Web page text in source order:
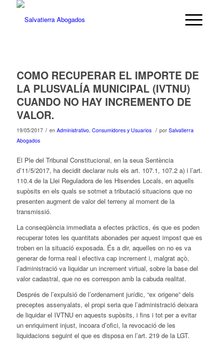
COMO RECUPERAR EL IMPORTE DE
LA PLUSVALÍA MUNICIPAL (IVTNU)
CUANDO NO HAY INCREMENTO DE
VALOR.
19/05/2017 / en Administrativo, Consumidores y Usuarios / por Salvatierra
Abogados
El Ple del Tribunal Constitucional, en la seua Sentència
d’11/5/2017, ha decidit declarar nuls els art. 107.1, 107.2 a) i l’art.
110.4 de la Llei Reguladora de les Hisendes Locals, en aquells
supòsits en els quals se sotmet a tributació situacions que no
presenten augment de valor del terreny al moment de la
transmissió.
La conseqüència immediata a efectes pràctics, és que es poden
recuperar totes les quantitats abonades per aquest impost que es
troben en la situació exposada. És a dir, aquelles on no es va
generar de forma real i efectiva cap increment i, malgrat açò,
l’administració va liquidar un increment virtual, sobre la base del
valor cadastral, que no es correspon amb la cabuda realitat.
Després de l’expulsió de l’ordenament jurídic, “ex origene” dels
preceptes assenyalats, el propi seria que l’administració deixara
de liquidar el IVTNU en aquests supòsits, i fins i tot per a evitar
un enriquiment injust, incoara d’ofici, la revocació de les
liquidacions seguint el que es disposa en l’art. 219 de la LGT.